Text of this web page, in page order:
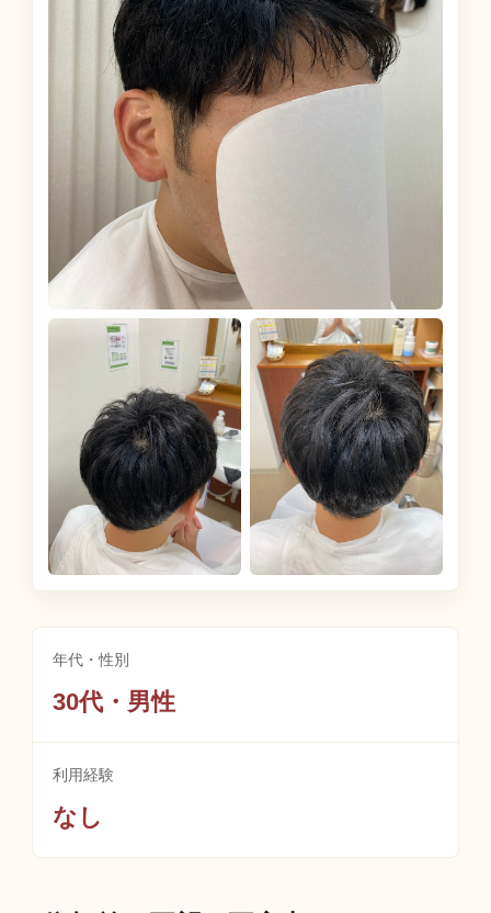
年代・性別
30代・男性
利用経験
なし